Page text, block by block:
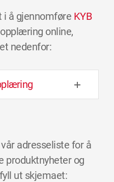
i å gjennomføre KYB
online,
nedenfor:
adresseliste for å
produktnyheter og
ut skjemaet: